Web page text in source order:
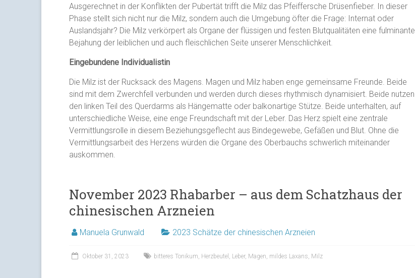
Ausgerechnet in der Konflikten der Pubertät trifft die Milz das Pfeiffersche Drüsenfieber. In dieser
Phase stellt sich nicht nur die Milz, sondern auch die Umgebung öfter die Frage: Internat oder
Auslandsjahr? Die Milz verkörpert als Organe der flüssigen und festen Blutqualitäten eine fulminante
Bejahung der leiblichen und auch fleischlichen Seite unserer Menschlichkeit.
Eingebundene Individualistin
Die Milz ist der Rucksack des Magens. Magen und Milz haben enge gemeinsame Freunde. Beide
sind mit dem Zwerchfell verbunden und werden durch dieses rhythmisch dynamisiert. Beide nutzen
den linken Teil des Querdarms als Hängematte oder balkonartige Stütze. Beide unterhalten, auf
unterschiedliche Weise, eine enge Freundschaft mit der Leber. Das Herz spielt eine zentrale
Vermittlungsrolle in diesem Beziehungsgeflecht aus Bindegewebe, Gefäßen und Blut. Ohne die
Vermittlungsarbeit des Herzens würden die Organe des Oberbauchs schwerlich miteinander
auskommen.
November 2023 Rhabarber – aus dem Schatzhaus der
chinesischen Arzneien
Manuela Grunwald 2023 Schätze der chinesischen Arzneien
Oktober 31, 2023 bitteres Tonikum, Herzbeutel , Leber, Magen, mildes Laxans, Milz